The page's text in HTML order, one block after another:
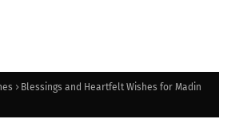
Blessings and Heartfelt Wishes for Madin